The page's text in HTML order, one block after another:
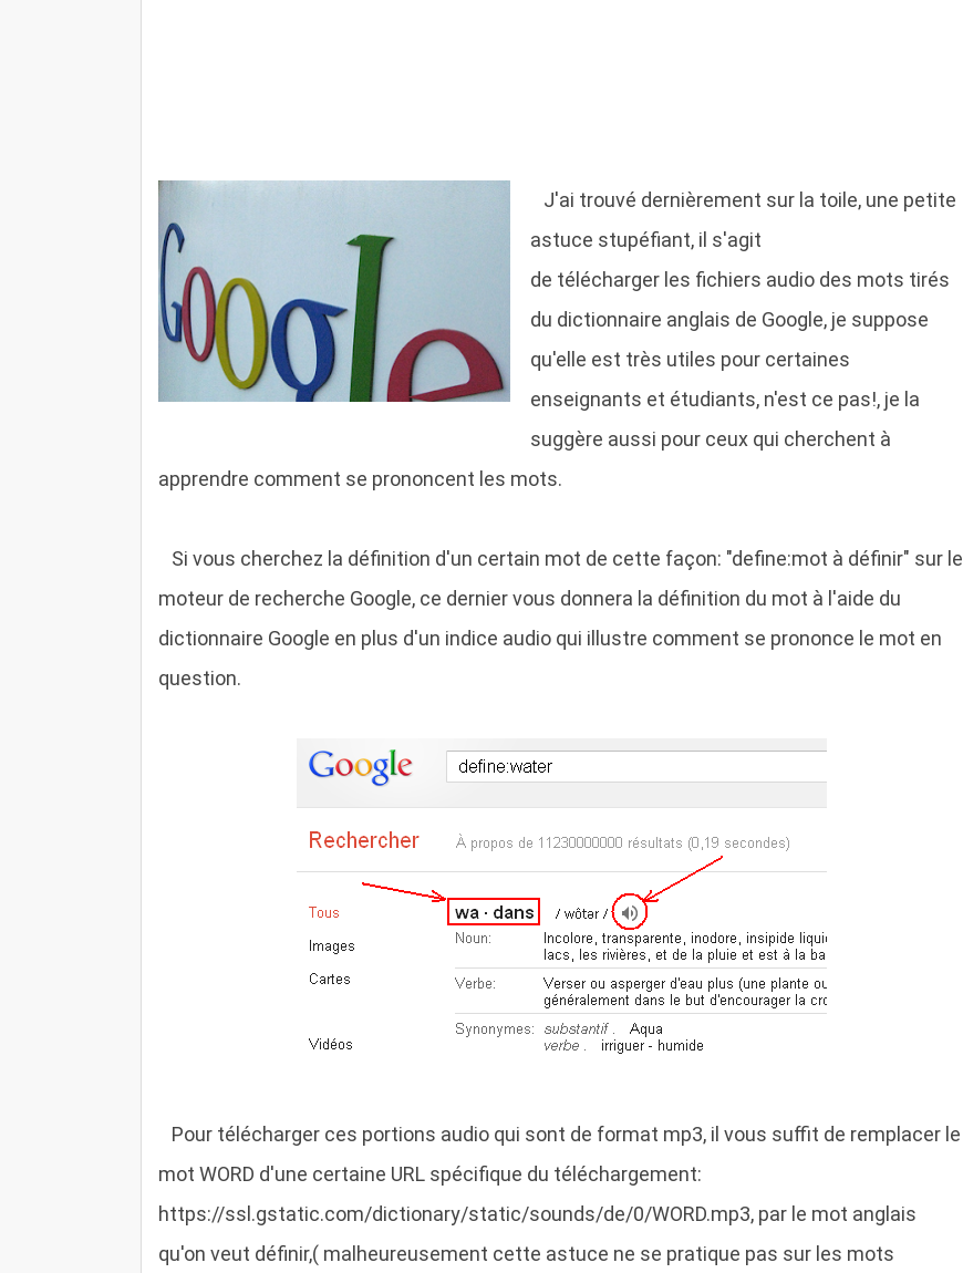
J'ai trouvé dernièrement sur la toile, une petite
astuce stupéfiant, il s'agit
de télécharger les fichiers audio des mots tirés
du dictionnaire anglais de Google, je suppose
qu'elle est très utiles pour certaines
enseignants et étudiants, n'est ce pas!, je la
suggère aussi pour ceux qui cherchent à
apprendre comment se prononcent les mots.
Si vous cherchez la définition d'un certain mot de cette façon: "define:mot à définir" sur le
moteur de recherche Google, ce dernier vous donnera la définition du mot à l'aide du
dictionnaire Google en plus d'un indice audio qui illustre comment se prononce le mot en
question.
Pour télécharger ces portions audio qui sont de format mp3, il vous suffit de remplacer le
mot WORD d'une certaine URL spécifique du téléchargement:
https://ssl.gstatic.com/dictionary/static/sounds/de/0/WORD.mp3, par le mot anglais
qu'on veut définir,( malheureusement cette astuce ne se pratique pas sur les mots